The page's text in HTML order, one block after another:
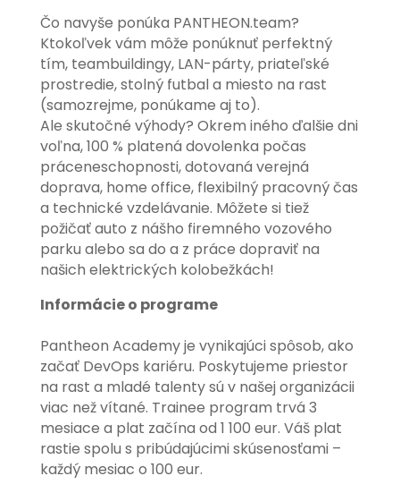
Čo navyše ponúka PANTHEON.team?
Ktokoľvek vám môže ponúknuť perfektný
tím, teambuildingy, LAN-párty, priateľské
prostredie, stolný futbal a miesto na rast
(samozrejme, ponúkame aj to).
Ale skutočné výhody? Okrem iného ďalšie dni
voľna, 100 % platená dovolenka počas
práceneschopnosti, dotovaná verejná
doprava, home office, flexibilný pracovný čas
a technické vzdelávanie. Môžete si tiež
požičať auto z nášho firemného vozového
parku alebo sa do a z práce dopraviť na
našich elektrických kolobežkách!
Informácie o programe
Pantheon Academy je vynikajúci spôsob, ako
začať DevOps kariéru. Poskytujeme priestor
na rast a mladé talenty sú v našej organizácii
viac než vítané. Trainee program trvá 3
mesiace a plat začína od 1 100 eur. Váš plat
rastie spolu s pribúdajúcimi skúsenosťami –
každý mesiac o 100 eur.